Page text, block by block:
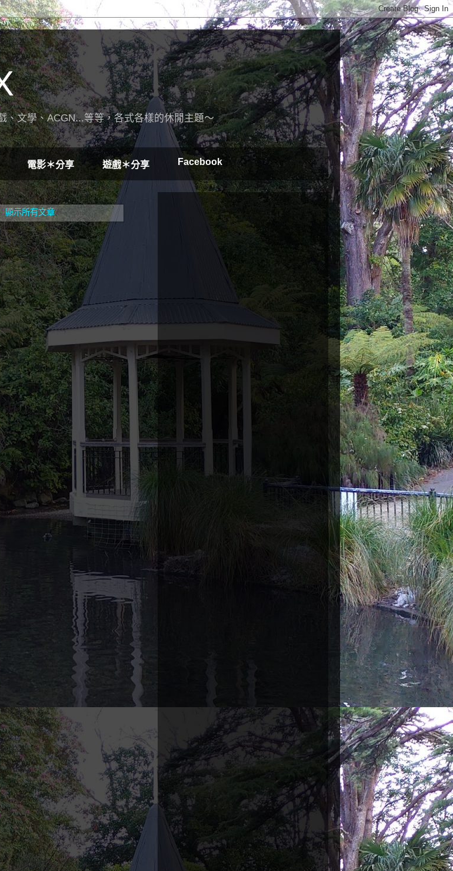
文學、ACGN...等等，各式各樣的休閒主題～
電影＊分享 遊戲＊分享 Facebook
顯示所有文章